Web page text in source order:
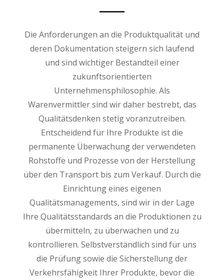
Die Anforderungen an die Produktqualität und
deren Dokumentation steigern sich laufend
und sind wichtiger Bestandteil einer
zukunftsorientierten
Unternehmensphilosophie. Als
Warenvermittler sind wir daher bestrebt, das
Qualitätsdenken stetig voranzutreiben.
Entscheidend für Ihre Produkte ist die
permanente Überwachung der verwendeten
Rohstoffe und Prozesse von der Herstellung
über den Transport bis zum Verkauf. Durch die
Einrichtung eines eigenen
Qualitätsmanagements, sind wir in der Lage
Ihre Qualitätsstandards an die Produktionen zu
übermitteln, zu überwachen und zu
kontrollieren. Selbstverständlich sind für uns
die Prüfung sowie die Sicherstellung der
Verkehrsfähigkeit Ihrer Produkte, bevor die